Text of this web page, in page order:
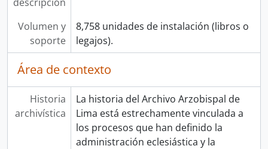
Volumen y
soporte
8,758 unidades de instalación (libros o
legajos).
Área de contexto
Historia
archivística
La historia del Archivo Arzobispal de
Lima está estrechamente vinculada a
los procesos que han definido la
administración eclesiástica y la